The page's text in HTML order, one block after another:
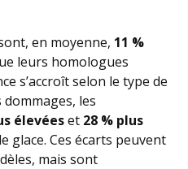
en moyenne, 11 %
leurs homologues
s’accroît selon le type de
les
élevéeset 28 % plus
glace. Ces écarts peuvent
mais sont